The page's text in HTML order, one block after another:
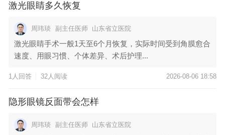
激光眼睛多久恢复
周玮琰 副主任医师 山东省立医院
激光眼睛手术一般1天至6个月恢复，实际时间受到角膜愈合
速度、用眼习惯、个体差异、术后护理...
1人回答 32人阅读 2026-08-06 18:58
隐形眼镜反面带会怎样
周玮琰 副主任医师 山东省立医院